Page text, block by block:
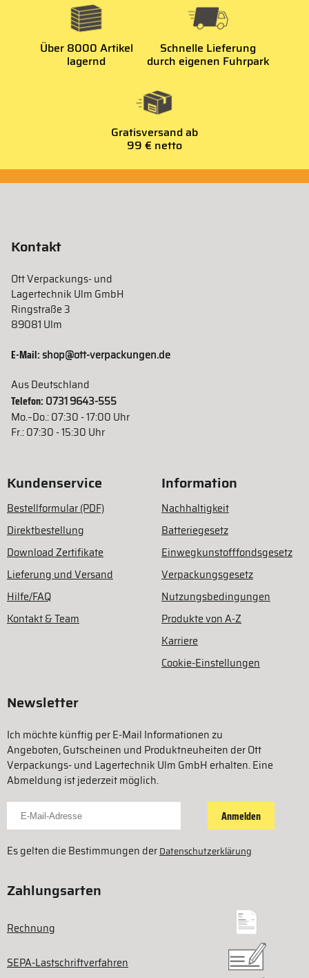
Über 8000 Artikel
lagernd
Schnelle Lieferung
durch eigenen Fuhrpark
Gratisversand ab
99 € netto
Kontakt
Ott Verpackungs- und
Lagertechnik Ulm GmbH
Ringstraße 3
89081 Ulm
E-Mail:shop@ott-verpackungen.de
Aus Deutschland
Telefon: 0731 9643-555
Mo.–Do.: 07:30 - 17:00 Uhr
Fr.: 07:30 - 15:30 Uhr
Kundenservice
Bestellformular (PDF)
Direktbestellung
Download Zertifikate
Lieferung und Versand
Hilfe/FAQ
Kontakt & Team
Information
Nachhaltigkeit
Batteriegesetz
Einwegkunstofffondsgesetz
Verpackungsgesetz
Nutzungsbedingungen
Produkte von A-Z
Karriere
Cookie-Einstellungen
Newsletter
Ich möchte künftig per E-Mail Informationen zu
Angeboten, Gutscheinen und Produktneuheiten der Ott
Verpackungs- und Lagertechnik Ulm GmbH erhalten. Eine
Abmeldung ist jederzeit möglich.
Für Newsletter anmelden
Anmelden
Es gelten die Bestimmungen derDatenschutzerklärung
Zahlungsarten
Rechnung
SEPA-Lastschriftverfahren